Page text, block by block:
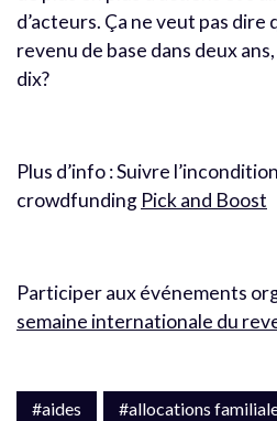
d’acteurs. Ça ne veut pas dire
revenu de base dans deux
dix?
Plus d’info : Suivre
crowdfunding Pick and Boost
Participer aux événements
semaine internationale du
#aides #allocations